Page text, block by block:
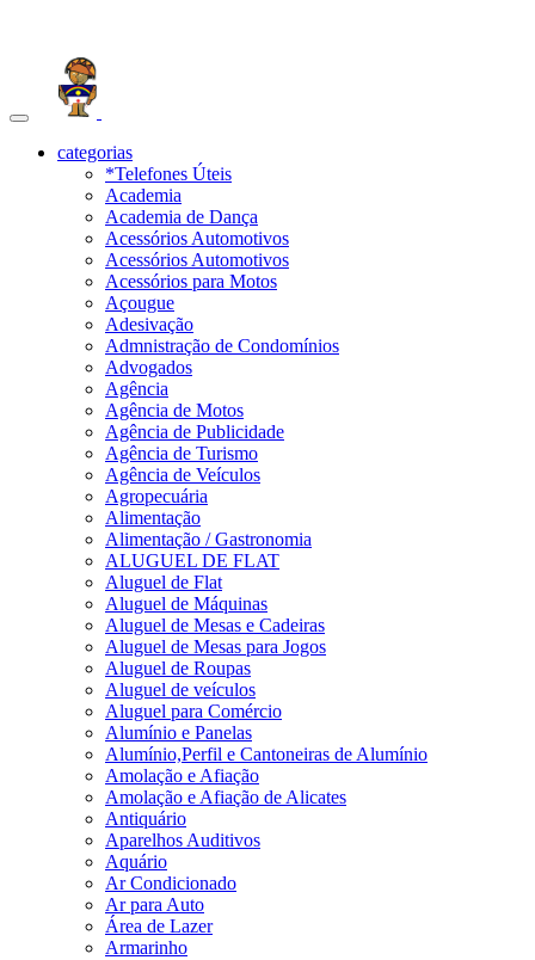
Toggle
navigationcategorias
*Telefones Úteis
Academia
Academia de Dança
Acessórios Automotivos
Acessórios Automotivos
Acessórios para Motos
Açougue
Adesivação
Admnistração de Condomínios
Advogados
Agência
Agência de Motos
Agência de Publicidade
Agência de Turismo
Agência de Veículos
Agropecuária
Alimentação
Alimentação / Gastronomia
ALUGUEL DE FLAT
Aluguel de Flat
Aluguel de Máquinas
Aluguel de Mesas e Cadeiras
Aluguel de Mesas para Jogos
Aluguel de Roupas
Aluguel de veículos
Aluguel para Comércio
Alumínio e Panelas
Alumínio,Perfil e Cantoneiras de Alumínio
Amolação e Afiação
Amolação e Afiação de Alicates
Antiquário
Aparelhos Auditivos
Aquário
Ar Condicionado
Ar para Auto
Área de Lazer
Armarinho